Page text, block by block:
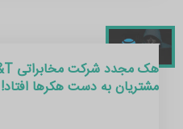
مشتریان به دست هکرها افتاد!